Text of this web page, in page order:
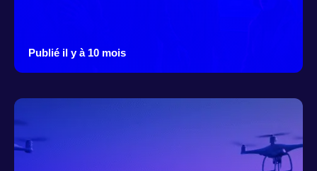
Publié il y à 10 mois